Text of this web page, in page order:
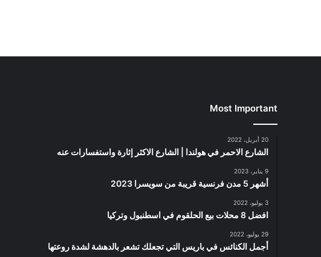
Most Important
20 أبريل، 2022
الشارع الاحمر في هولندا | الشارع الاكثر إثارة واستفسارات عنه
9 يناير، 2023
أشهر 5 مدن فرنسية قريبة من سويسرا 2023
3 يوليو، 2022
افضل 8 محلات بيع الحلقوم في اسطنبول وتركيا
29 يوليو، 2022
أجمل الكنائس في باريس التي تجعلك تشعر بالدهشة لشدة روعتها